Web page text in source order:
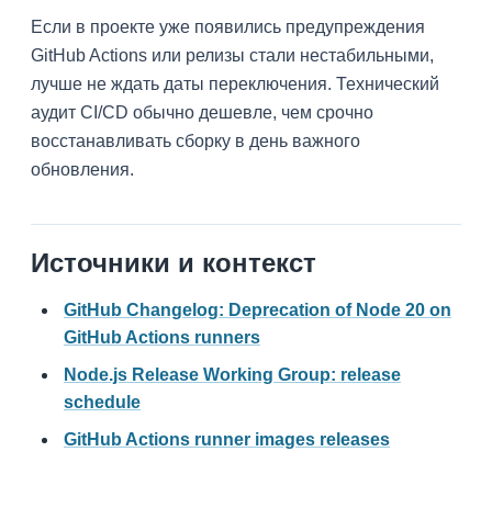
Если в проекте уже появились предупреждения
GitHub Actions или релизы стали нестабильными,
лучше не ждать даты переключения. Технический
аудит CI/CD обычно дешевле, чем срочно
восстанавливать сборку в день важного
обновления.
Источники и контекст
GitHub Changelog: Deprecation of Node 20 on
GitHub Actions runners
Node.js Release Working Group: release
schedule
GitHub Actions runner images releases